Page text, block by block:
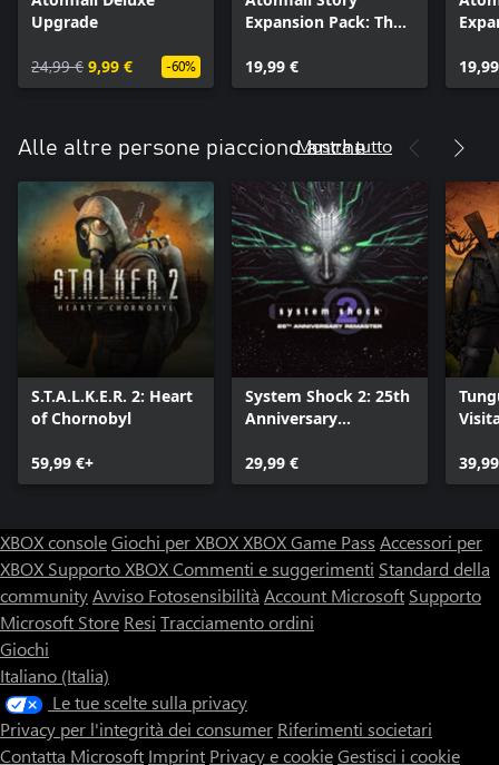
Upgrade
24,99 € 9,99 € -60%
Expansion Pack: The
19,99 €
Alle altre persone piacciono anche
Mostra tutto
S.T.A.L.K.E.R. 2: Heart
of Chornobyl
59,99 €+
System Shock 2: 25th
Anniversary
29,99 €
XBOX consoleGiochi per XBOXXBOX Game Pass Accessori per
XBOX Supporto XBOXCommenti e suggerimenti Standard della
communityAvviso Fotosensibilità Account Microsoft Supporto
Microsoft Store Resi Tracciamento ordini
Giochi
Italiano (Italia)
Le tue scelte sulla privacy
Privacy per l'integrità dei consumer Riferimenti societari
Contatta Microsoft Imprint Privacy e cookieGestisci i cookie